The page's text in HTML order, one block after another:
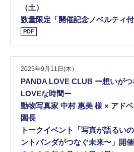
（土）
数量限定「開催記念ノベルティ
PDF
2025年9月11日(木）
PANDA LOVE CLUB ー想いが
LOVEな時間ー
動物写真家 中村 惠美 様 × アド
園長
トークイベント「写真が語るい
ントパンダがつなぐ未来〜」開催